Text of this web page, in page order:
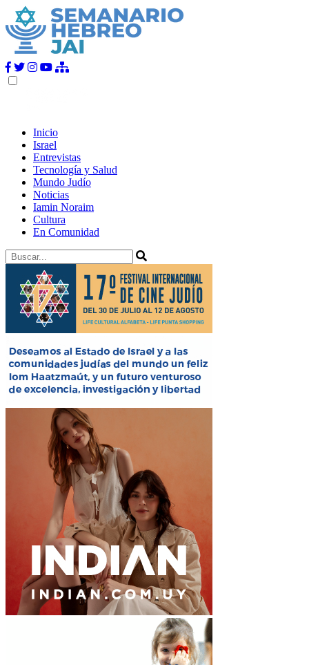
Inicio
Israel
Entrevistas
Tecnología y Salud
Mundo Judío
Noticias
Iamin Noraim
Cultura
En Comunidad